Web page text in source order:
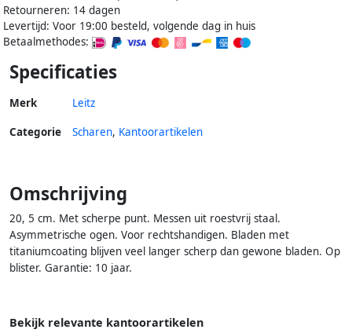
Retourneren: 14 dagen
Levertijd: Voor 19:00 besteld, volgende dag in huis
Betaalmethodes:
Specificaties
Merk Leitz
Categorie Scharen, Kantoorartikelen
Omschrijving
20, 5 cm. Met scherpe punt. Messen uit roestvrij staal.
Asymmetrische ogen. Voor rechtshandigen. Bladen met
titaniumcoating blijven veel langer scherp dan gewone bladen. Op
blister. Garantie: 10 jaar.
Bekijk relevante kantoorartikelen